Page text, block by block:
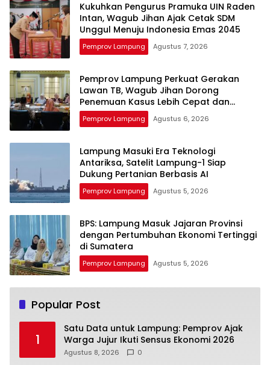
Kukuhkan Pengurus Pramuka UIN Raden
Intan, Wagub Jihan Ajak Cetak SDM
Unggul Menuju Indonesia Emas 2045
Pemprov Lampung Agustus 7, 2026
Pemprov Lampung Perkuat Gerakan
Lawan TB, Wagub Jihan Dorong
Penemuan Kasus Lebih Cepat dan
Tuntas
Pemprov Lampung Agustus 6, 2026
Lampung Masuki Era Teknologi
Antariksa, Satelit Lampung-1 Siap
Dukung Pertanian Berbasis AI
Pemprov Lampung Agustus 5, 2026
BPS: Lampung Masuk Jajaran Provinsi
dengan Pertumbuhan Ekonomi Tertinggi
di Sumatera
Pemprov Lampung Agustus 5, 2026
Popular Post
1
Satu Data untuk Lampung: Pemprov Ajak
Warga Jujur Ikuti Sensus Ekonomi 2026
Agustus 8, 2026 0